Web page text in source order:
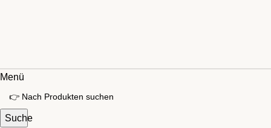
Menü
Suche